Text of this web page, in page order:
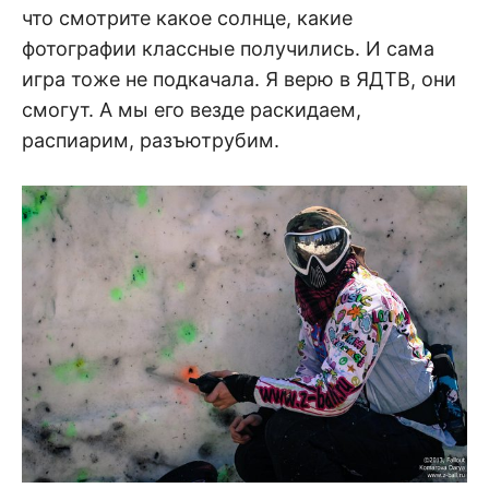
что смотрите какое солнце, какие
фотографии классные получились. И сама
игра тоже не подкачала. Я верю в ЯДТВ, они
смогут. А мы его везде раскидаем,
распиарим, разъютрубим.